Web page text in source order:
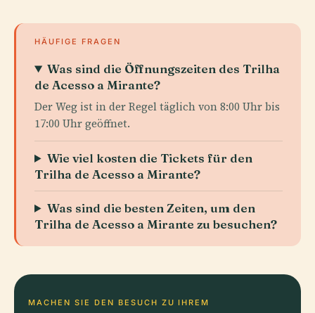
HÄUFIGE FRAGEN
Was sind die Öffnungszeiten des Trilha
de Acesso a Mirante?
Der Weg ist in der Regel täglich von 8:00 Uhr bis
17:00 Uhr geöffnet.
Wie viel kosten die Tickets für den
Trilha de Acesso a Mirante?
Was sind die besten Zeiten, um den
Trilha de Acesso a Mirante zu besuchen?
MACHEN SIE DEN BESUCH ZU IHREM